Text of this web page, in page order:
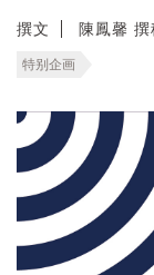
撰文 陳鳳馨
特别企画